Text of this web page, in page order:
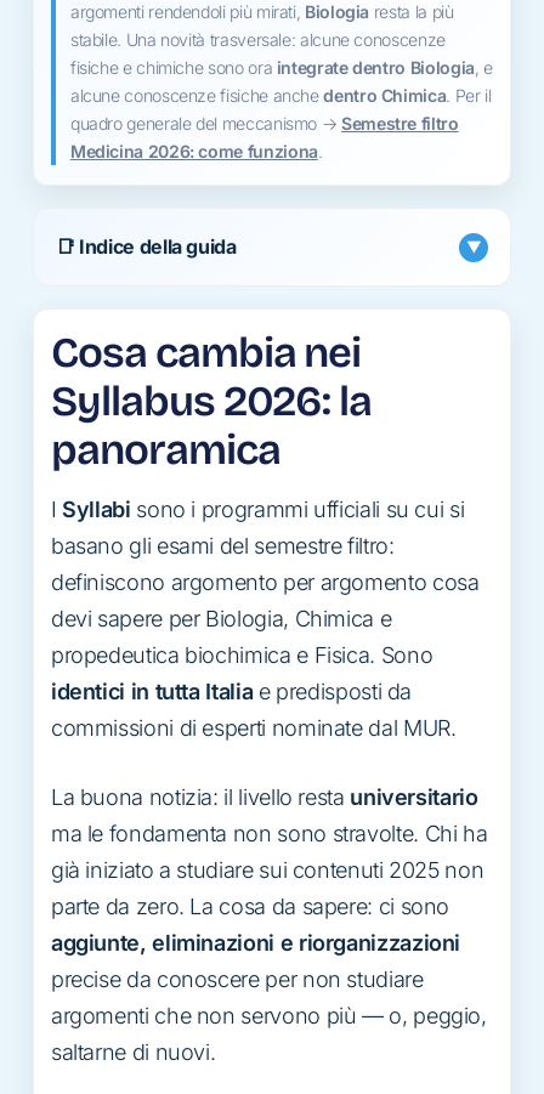
argomenti rendendoli più mirati, Biologia resta la più
stabile. Una novità trasversale: alcune conoscenze
fisiche e chimiche sono ora integrate dentro Biologia , e
alcune conoscenze fisiche anchedentro Chimica. Per il
quadro generale del meccanismo → Semestre filtro
Medicina 2026: come funziona.
📑 Indice della guida ▼
Cosa cambia nei
Syllabus 2026: la
panoramica
I Syllabi sono i programmi ufficiali su cui si
basano gli esami del semestre filtro:
definiscono argomento per argomento cosa
devi sapere per Biologia, Chimica e
propedeutica biochimica e Fisica. Sono
identici in tutta Italiae predisposti da
commissioni di esperti nominate dal MUR.
La buona notizia: il livello resta universitario
ma le fondamenta non sono stravolte. Chi ha
già iniziato a studiare sui contenuti 2025 non
parte da zero. La cosa da sapere: ci sono
aggiunte, eliminazioni e riorganizzazioni
precise da conoscere per non studiare
argomenti che non servono più — o, peggio,
saltarne di nuovi.